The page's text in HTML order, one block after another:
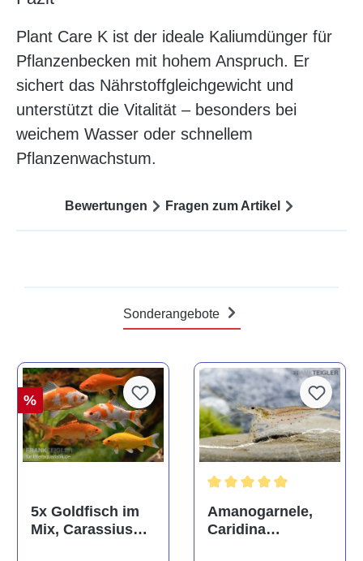
Plant Care K ist der ideale Kaliumdünger für
Pflanzenbecken mit hohem Anspruch. Er
sichert das Nährstoffgleichgewicht und
unterstützt die Vitalität – besonders bei
weichem Wasser oder schnellem
Pflanzenwachstum.
Bewertungen Fragen zum Artikel
Sonderangebote
%
5x Goldfisch im
Mix, Carassius
Amanogarnele,
Caridina